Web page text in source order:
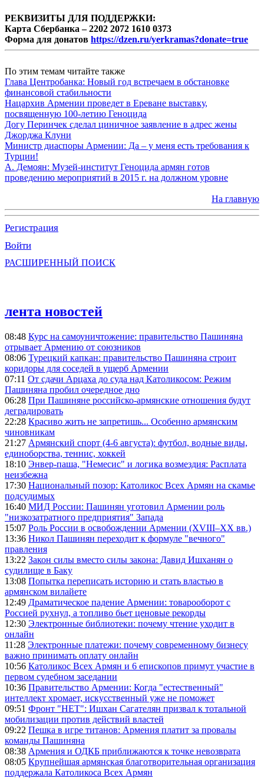
РЕКВИЗИТЫ ДЛЯ ПОДДЕРЖКИ:
Карта Сбербанка – 2202 2072 1610 0373
Форма для донатов https://dzen.ru/yerkramas?donate=true
По этим темам читайте также
Глава Центробанка: Новый год встречаем в обстановке
финансовой стабильности
Нацархив Армении проведет в Ереване выставку,
посвященную 100-летию Геноцида
Догу Перинчек сделал циничное заявление в адрес жены
Джорджа Клуни
Министр диаспоры Армении: Да – у меня есть требования к
Турции!
А. Демоян: Музей-институт Геноцида армян готов
проведению мероприятий в 2015 г. на должном уровне
На главную
Регистрация
Войти
РАСШИРЕННЫЙ ПОИСК
лента новостей
08:48 Курс на самоуничтожение: правительство Пашиняна
отрывает Армению от союзников
08:06 Турецкий капкан: правительство Пашиняна строит
коридоры для соседей в ущерб Армении
07:11 От сдачи Арцаха до суда над Католикосом: Режим
Пашиняна пробил очередное дно
06:28 При Пашиняне российско-армянские отношения будут
деградировать
22:28 Красиво жить не запретишь... Особенно армянским
чиновникам
21:27 Армянский спорт (4-6 августа): футбол, водные виды,
единоборства, теннис, хоккей
18:10 Энвер-паша, "Немесис" и логика возмездия: Расплата
неизбежна
17:30 Национальный позор: Католикос Всех Армян на скамье
подсудимых
16:40 МИД России: Пашинян уготовил Армении роль
"низкозатратного предприятия" Запада
15:07 Роль России в освобождении Армении (XVIII–XX вв.)
13:36 Никол Пашинян переходит к формуле "вечного"
правления
13:22 Закон силы вместо силы закона: Давид Ишханян о
судилище в Баку
13:08 Попытка переписать историю и стать властью в
армянском вилайете
12:49 Драматическое падение Армении: товарооборот с
Россией рухнул, а топливо бьет ценовые рекорды
12:30 Электронные библиотеки: почему чтение уходит в
онлайн
11:28 Электронные платежи: почему современному бизнесу
важно принимать оплату онлайн
10:56 Католикос Всех Армян и 6 епископов примут участие в
первом судебном заседании
10:36 Правительство Армении: Когда "естественный"
интеллект хромает, искусственный уже не поможет
09:51 Фронт "НЕТ": Ишхан Сагателян призвал к тотальной
мобилизации против действий властей
09:22 Пешка в игре титанов: Армения платит за провалы
команды Пашиняна
08:38 Армения и ОДКБ приближаются к точке невозврата
08:05 Крупнейшая армянская благотворительная организация
поддержала Католикоса Всех Армян